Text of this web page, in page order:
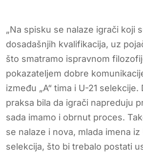
„Na spisku se nalaze igrači koji
dosadašnjih kvalifikacija, uz
što smatramo ispravnom
pokazateljem dobre
između „A“ tima i U-21 selekcije.
praksa bila da igrači napreduju
sada imamo i obrnut proces.
se nalaze i nova, mlada imena iz
selekcija, što bi trebalo postati